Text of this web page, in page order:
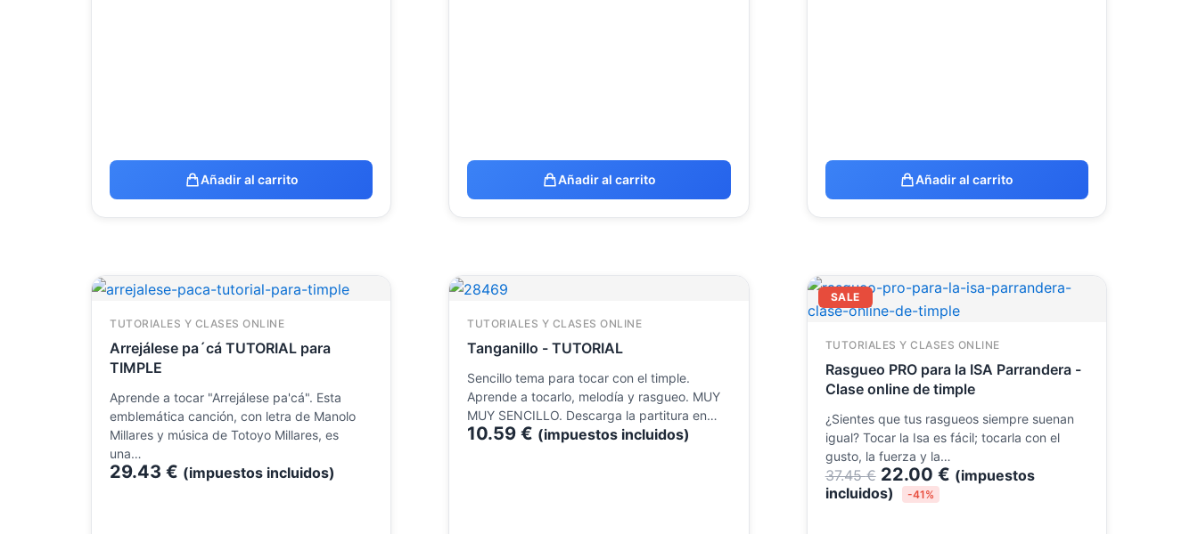
Añadir al carrito Añadir al carrito Añadir al carrito
TUTORIALES Y CLASES ONLINE
Arrejálese pa´cá TUTORIAL para
TIMPLE
Aprende a tocar "Arrejálese pa'cá". Esta
emblemática canción, con letra de Manolo
Millares y música de Totoyo Millares, es
una…
29.43 € (impuestos incluidos)
TUTORIALES Y CLASES ONLINE
Tanganillo - TUTORIAL
Sencillo tema para tocar con el timple.
Aprende a tocarlo, melodía y rasgueo. MUY
MUY SENCILLO. Descarga la partitura en…
10.59€ (impuestos incluidos)
SALE
TUTORIALES Y CLASES ONLINE
Rasgueo PRO para la ISA Parrandera -
Clase online de timple
¿Sientes que tus rasgueos siempre suenan
igual? Tocar la Isa es fácil; tocarla con el
gusto, la fuerza y la…
37.45€
El
precio
original
era:
37.45 €.
22.00 €
El
precio
actual
es:
22.00 €.
(impuestos
incluidos)
-41%